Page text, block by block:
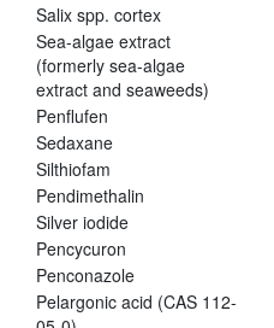
Salix spp. cortex
Sea-algae extract
(formerly sea-algae
extract and seaweeds)
Penflufen
Sedaxane
Silthiofam
Pendimethalin
Silver iodide
Pencycuron
Penconazole
Pelargonic acid (CAS 112-